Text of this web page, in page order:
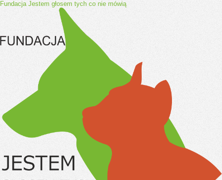
Fundacja Jestem głosem tych co nie mówią